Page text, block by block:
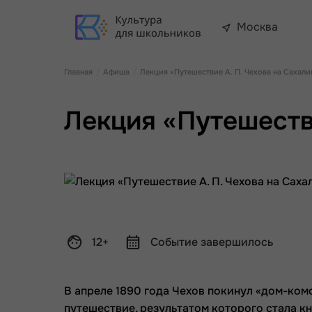
Москва
Главная Афиша Лекция «Путешествие А. П. Чехова на
Лекция
12+ Событие завершилось
В апреле 1890 года Чехов покинул «дом-
путешествие, результатом которого стала